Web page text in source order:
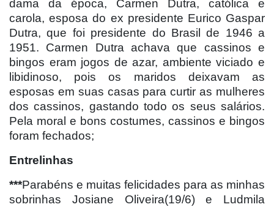
dama da época, Carmen Dutra, católica e
carola, esposa do ex presidente Eurico Gaspar
Dutra, que foi presidente do Brasil de 1946 a
1951. Carmen Dutra achava que cassinos e
bingos eram jogos de azar, ambiente viciado e
libidinoso, pois os maridos deixavam as
esposas em suas casas para curtir as mulheres
dos cassinos, gastando todo os seus salários.
Pela moral e bons costumes, cassinos e bingos
foram fechados;
Entrelinhas
***Parabéns e muitas felicidades para as minhas
sobrinhas Josiane Oliveira(19/6) e Ludmila